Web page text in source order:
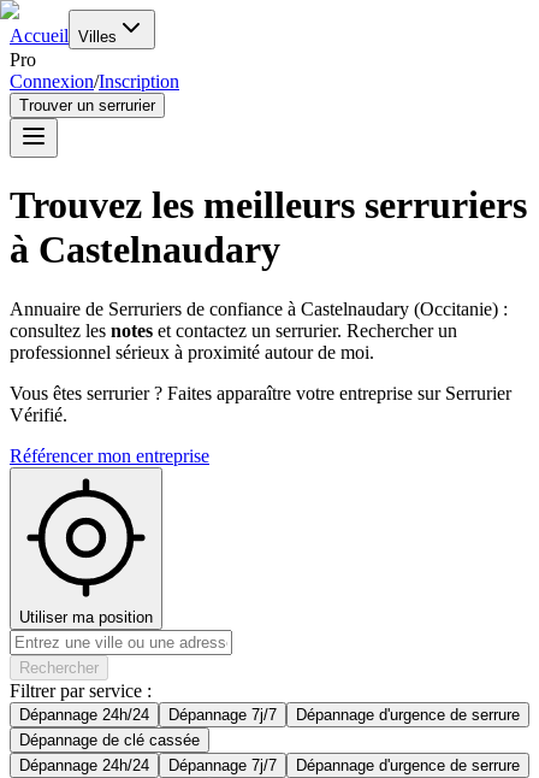
Accueil Villes
Pro
Connexion/Inscription
Trouver un serrurier
Trouvez les meilleurs serruriers
à Castelnaudary
Annuaire de Serruriers de confiance à Castelnaudary (Occitanie) :
consultez les notes et contactez un serrurier. Rechercher un
professionnel sérieux à proximité autour de moi.
Vous êtes serrurier ? Faites apparaître votre entreprise sur Serrurier
Vérifié.
Référencer mon entreprise
Utiliser ma position
Rechercher
Filtrer par service :
Dépannage 24h/24 Dépannage 7j/7
Dépannage d'urgence de serrure
Dépannage de clé cassée
Dépannage 24h/24
Dépannage 7j/7
Dépannage d'urgence de serrure